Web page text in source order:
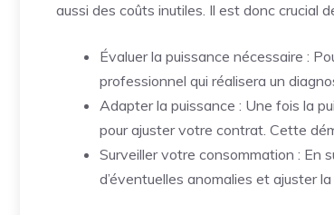
aussi des coûts inutiles. Il est donc crucial
Évaluer la puissance nécessaire :
professionnel qui réalisera un
Adapter la puissance : Une fois la
pour ajuster votre contrat. Cette
Surveiller votre consommation : En
d’éventuelles anomalies et ajuster